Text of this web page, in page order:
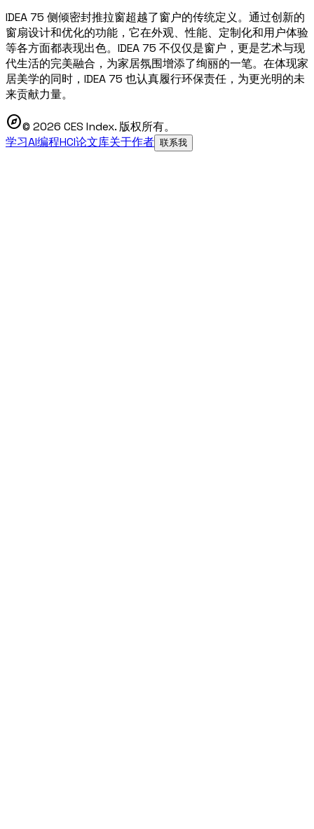
IDEA 75 侧倾密封推拉窗超越了窗户的传统定义。通过创新的
窗扇设计和优化的功能，它在外观、性能、定制化和用户体验
等各方面都表现出色。IDEA 75 不仅仅是窗户，更是艺术与现
代生活的完美融合，为家居氛围增添了绚丽的一笔。在体现家
居美学的同时，IDEA 75 也认真履行环保责任，为更光明的未
来贡献力量。
explore© 2026 CES Index. 版权所有。
学习AI编程HCI论文库关于作者 联系我